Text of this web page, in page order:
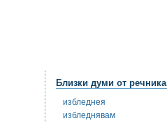
Близки думи от речника
избледнея
избледнявам